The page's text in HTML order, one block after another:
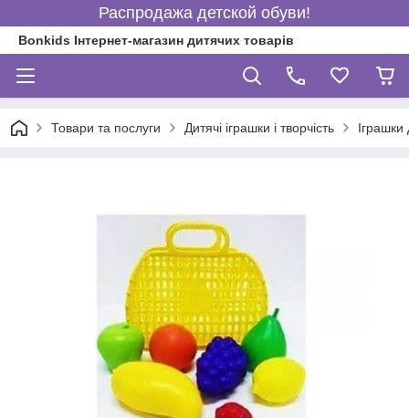
Распродажа детской обуви!
Bonkids Інтернет-магазин дитячих товарів
Товари та послуги Дитячі іграшки і творчість Іграшки